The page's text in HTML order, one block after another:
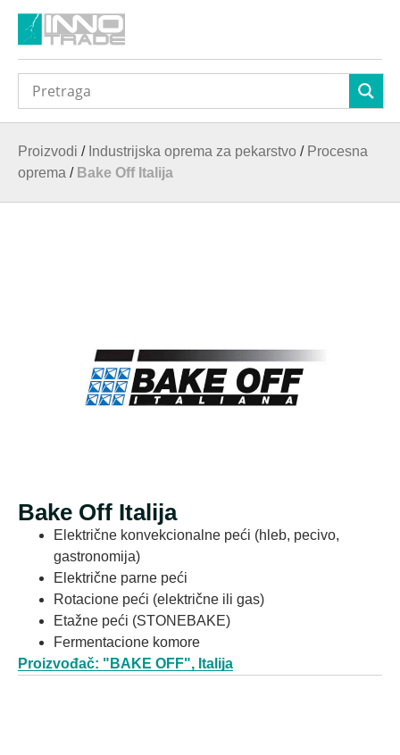
Proizvodi / Industrijska oprema za pekarstvo / Procesna
oprema / Bake Off Italija
Bake Off Italija
Električne konvekcionalne peći (hleb, pecivo,
gastronomija)
Električne parne peći
Rotacione peći (električne ili gas)
Etažne peći (STONEBAKE)
Fermentacione komore
Proizvođač: "BAKE OFF", Italija